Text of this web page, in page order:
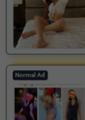
Normal Ad